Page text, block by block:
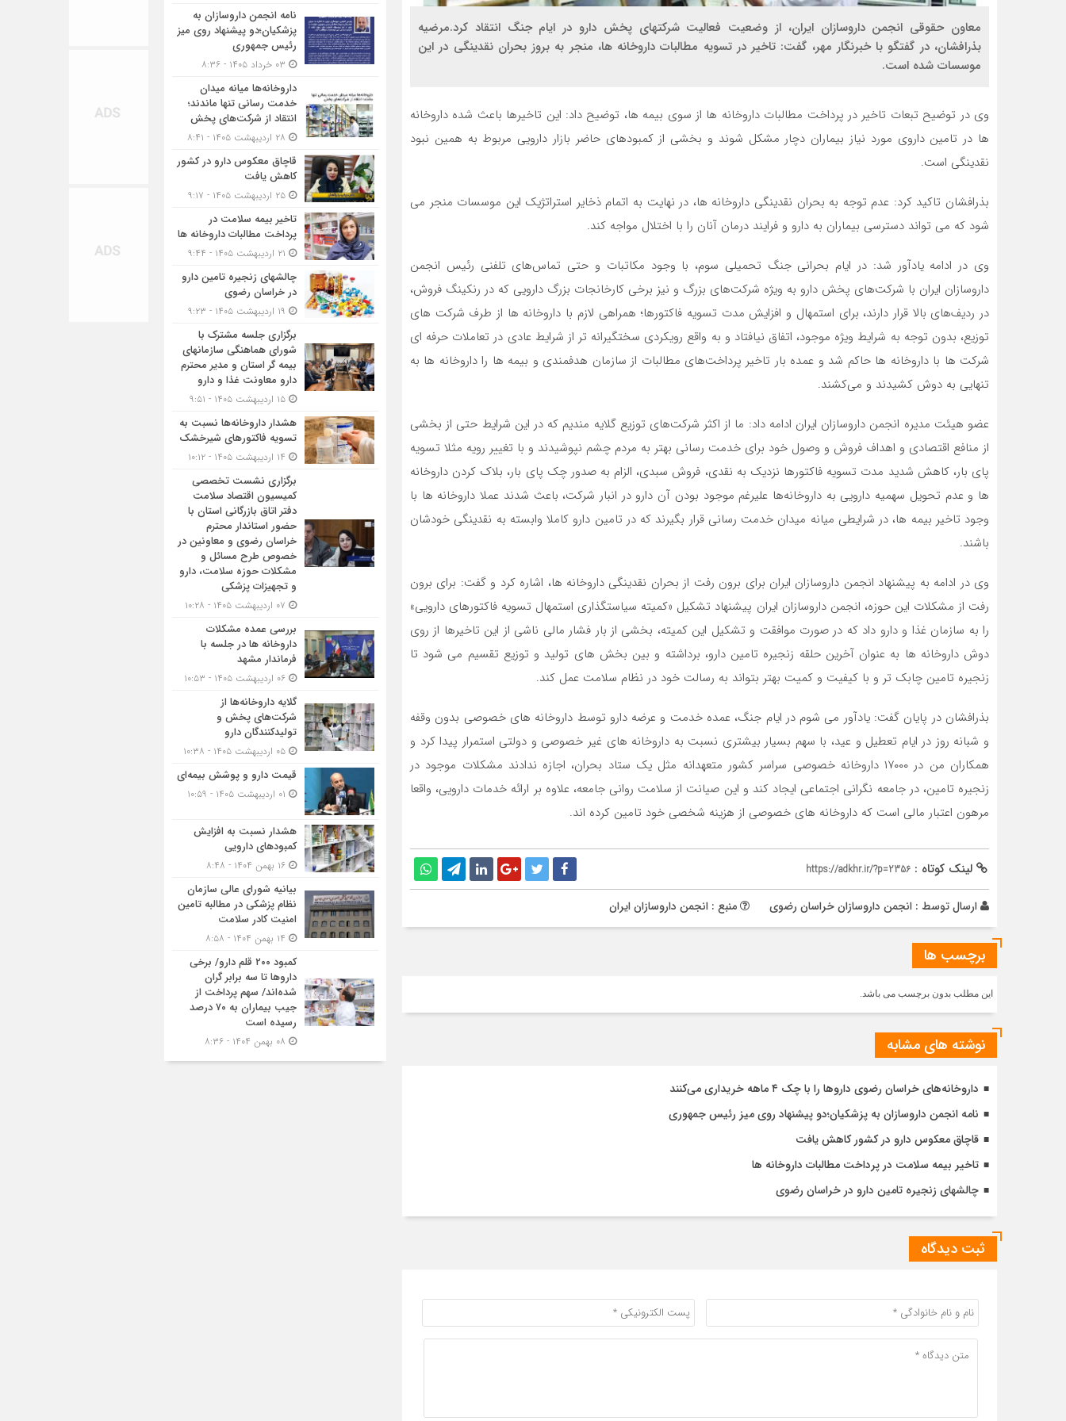
معاون حقوقی انجمن داروسازان ایران، از وضعیت فعالیت شرکتهای پخش دارو در ایام جنگ انتقاد کرد.مرضیه
بذرافشان، در گفتگو با خبرنگار مهر، گفت: تاخیر در تسویه مطالبات داروخانه ها، منجر به بروز بحران نقدینگی در این
موسسات شده است.
وی در توضیح تبعات تاخیر در پرداخت مطالبات داروخانه ها از سوی بیمه ها، توضیح داد: این تاخیرها باعث شده داروخانه
ها در تامین داروی مورد نیاز بیماران دچار مشکل شوند و بخشی از کمبودهای حاضر بازار دارویی مربوط به همین نبود
نقدینگی است.
بذرافشان تاکید کرد: عدم توجه به بحران نقدینگی داروخانه ها، در نهایت به اتمام ذخایر استراتژیک این موسسات منجر می
شود که می تواند دسترسی بیماران به دارو و فرایند درمان آنان را با اختلال مواجه کند.
وی در ادامه یادآور شد: در ایام بحرانی جنگ تحمیلی سوم، با وجود مکاتبات و حتی تماس‌های تلفنی رئیس انجمن
داروسازان ایران با شرکت‌های پخش دارو به ویژه شرکت‌های بزرگ و نیز برخی کارخانجات بزرگ دارویی که در رنکینگ فروش،
در ردیف‌های بالا قرار دارند، برای استمهال و افزایش مدت تسویه فاکتورها؛ همراهی لازم با داروخانه ها از طرف شرکت های
توزیع، بدون توجه به شرایط ویژه موجود، اتفاق نیافتاد و به واقع رویکردی سختگیرانه تر از شرایط عادی در تعاملات حرفه ای
شرکت ها با داروخانه ها حاکم شد و عمده بار تاخیر پرداخت‌های مطالبات از سازمان هدفمندی و بیمه ها را داروخانه ها به
تنهایی به دوش کشیدند و می‌کشند.
عضو هیئت مدیره انجمن داروسازان ایران ادامه داد: ما از اکثر شرکت‌های توزیع گلایه مندیم که در این شرایط حتی از بخشی
از منافع اقتصادی و اهداف فروش و وصول خود برای خدمت رسانی بهتر به مردم چشم نپوشیدند و با تغییر رویه مثلا تسویه
پای بار، کاهش شدید مدت تسویه فاکتورها نزدیک به نقدی، فروش سبدی، الزام به صدور چک پای بار، بلاک کردن داروخانه
ها و عدم تحویل سهمیه دارویی به داروخانه‌ها علیرغم موجود بودن آن دارو در انبار شرکت، باعث شدند عملا داروخانه ها با
وجود تاخیر بیمه ها، در شرایطی میانه میدان خدمت رسانی قرار بگیرند که در تامین دارو کاملا وابسته به نقدینگی خودشان
باشند.
وی در ادامه به پیشنهاد انجمن داروسازان ایران برای برون رفت از بحران نقدینگی داروخانه ها، اشاره کرد و گفت: برای برون
رفت از مشکلات این حوزه، انجمن داروسازان ایران پیشنهاد تشکیل «کمیته سیاستگذاری استمهال تسویه فاکتورهای دارویی»
را به سازمان غذا و دارو داد که در صورت موافقت و تشکیل این کمیته، بخشی از بار فشار مالی ناشی از این تاخیرها از روی
دوش داروخانه ها به عنوان آخرین حلقه زنجیره تامین دارو، برداشته و بین بخش های تولید و توزیع تقسیم می شود تا
زنجیره تامین چابک تر و با کیفیت و کمیت بهتر بتواند به رسالت خود در نظام سلامت عمل کند.
بذرافشان در پایان گفت: یادآور می شوم در ایام جنگ، عمده خدمت و عرضه دارو توسط داروخانه های خصوصی بدون وقفه
و شبانه‌ روز در ایام تعطیل و عید، با سهم بسیار بیشتری نسبت به داروخانه های غیر خصوصی و دولتی استمرار پیدا کرد و
همکاران من در ۱۷۰۰۰ داروخانه خصوصی سراسر کشور متعهدانه مثل یک ستاد بحران، اجازه ندادند مشکلات موجود در
زنجیره تامین، در جامعه نگرانی اجتماعی ایجاد کند و این صیانت از سلامت روانی جامعه، علاوه بر ارائه خدمات دارویی، واقعا
مرهون اعتبار مالی است که داروخانه های خصوصی از هزینه شخصی خود تامین کرده اند.
لینک کوتاه : https://adkhr.ir/?p=2356
ارسال توسط : انجمن داروسازان خراسان رضوی منبع : انجمن داروسازان ایران
برچسب ها
این مطلب بدون برچسب می باشد.
نوشته های مشابه
داروخانه‌های خراسان رضوی داروها را با چک ۴ ماهه خریداری می‌کنند
نامه انجمن داروسازان به پزشکیان؛دو پیشنهاد روی میز رئیس جمهوری
قاچاق معکوس دارو در کشور کاهش یافت
تاخیر بیمه سلامت در پرداخت مطالبات داروخانه ها
چالشهای زنجیره تامین دارو در خراسان رضوی
ثبت دیدگاه
نامه انجمن داروسازان به
پزشکیان؛دو پیشنهاد روی میز
رئیس جمهوری
داروخانه‌ها میانه میدان
خدمت رسانی تنها ماندند؛
انتقاد از شرکت‌های پخش
قاچاق معکوس دارو در کشور
کاهش یافت
تاخیر بیمه سلامت در
پرداخت مطالبات داروخانه ها
چالشهای زنجیره تامین دارو
در خراسان رضوی
برگزاری جلسه مشترک با
شورای هماهنگی سازمانهای
بیمه گر استان و مدیر محترم
دارو معاونت غذا و دارو
هشدار داروخانه‌ها نسبت به
تسویه فاکتورهای شیرخشک
برگزاری نشست تخصصی
کمیسیون اقتصاد سلامت
دفتر اتاق بازرگانی استان با
حضور استاندار محترم
خراسان رضوی و معاونین در
خصوص طرح مسائل و
مشکلات حوزه سلامت، دارو
و تجهیزات پزشکی
بررسی عمده مشکلات
داروخانه ها در جلسه با
فرماندار مشهد
گلایه داروخانه‌ها از
شرکت‌های پخش و
تولیدکنندگان دارو
قیمت دارو و پوشش بیمه‌ای
هشدار نسبت به افزایش
کمبودهای دارویی
بیانیه شورای عالی سازمان
نظام پزشکی در مطالبه تامین
امنیت کادر سلامت
کمبود ۲۰۰ قلم دارو/ برخی
داروها تا سه برابر گران
شده‌اند/ سهم پرداخت از
جیب بیماران به ۷۰ درصد
رسیده است